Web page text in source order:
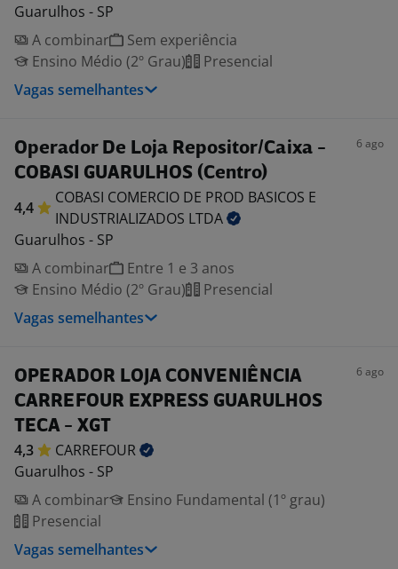
Guarulhos - SP
A combinar
Sem experiência
Ensino Médio (2º Grau)
Presencial
Vagas semelhantes
Operador De Loja Repositor/Caixa -
COBASI GUARULHOS (Centro)
6 ago
4,4
COBASI COMERCIO DE PROD BASICOS E
INDUSTRIALIZADOS LTDA
Guarulhos - SP
A combinar
Entre 1 e 3 anos
Ensino Médio (2º Grau)
Presencial
Vagas semelhantes
OPERADOR LOJA CONVENIÊNCIA
CARREFOUR EXPRESS GUARULHOS
TECA - XGT
6 ago
4,3
CARREFOUR
Guarulhos - SP
A combinar
Ensino Fundamental (1º grau)
Presencial
Vagas semelhantes